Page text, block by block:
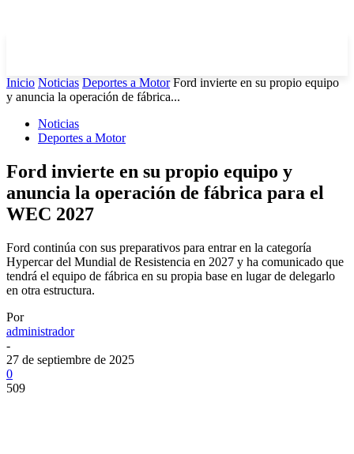
Inicio Noticias Deportes a Motor Ford invierte en su propio equipo
y anuncia la operación de fábrica...
Noticias
Deportes a Motor
Ford invierte en su propio equipo y
anuncia la operación de fábrica para el
WEC 2027
Ford continúa con sus preparativos para entrar en la categoría
Hypercar del Mundial de Resistencia en 2027 y ha comunicado que
tendrá el equipo de fábrica en su propia base en lugar de delegarlo
en otra estructura.
Por
administrador
-
27 de septiembre de 2025
0
509